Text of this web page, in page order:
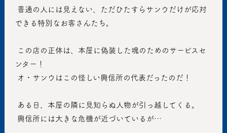
できる特別なお客さんたち。
ンター！
オ・サンウはこの怪しい興信所の代表だったのだ！
ある日、本屋の隣に見知らぬ人物が引っ越してくる。
興信所には大きな危機が近づいているが…